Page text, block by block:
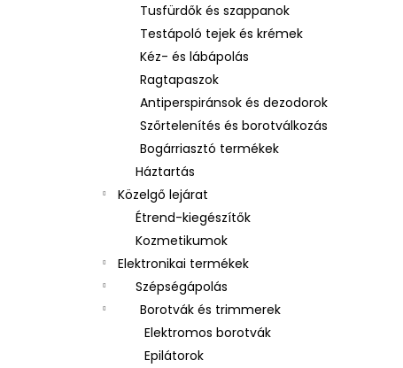
Tusfürdők és szappanok
Testápoló tejek és krémek
Kéz- és lábápolás
Ragtapaszok
Antiperspiránsok és dezodorok
Szőrtelenítés és borotválkozás
Bogárriasztó termékek
Háztartás
Közelgő lejárat
Étrend-kiegészítők
Kozmetikumok
Elektronikai termékek
Szépségápolás
Borotvák és trimmerek
Elektromos borotvák
Epilátorok